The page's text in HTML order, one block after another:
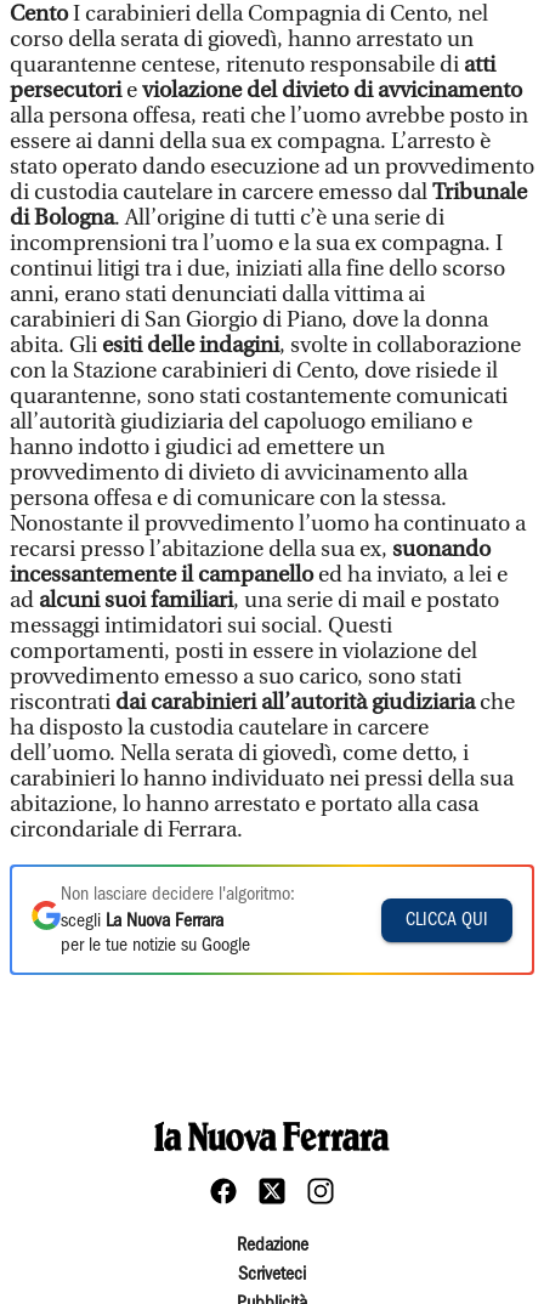
CentoI carabinieri della Compagnia di Cento, nel
corso della serata di giovedì, hanno arrestato un
quarantenne centese, ritenuto responsabile di atti
persecutorieviolazione del divieto di avvicinamento
alla persona offesa, reati che l’uomo avrebbe posto in
essere ai danni della sua ex compagna. L’arresto è
stato operato dando esecuzione ad un provvedimento
di custodia cautelare in carcere emesso dalTribunale
di Bologna. All’origine di tutti c’è una serie di
incomprensioni tra l’uomo e la sua ex compagna. I
continui litigi tra i due, iniziati alla fine dello scorso
anni, erano stati denunciati dalla vittima ai
carabinieri di San Giorgio di Piano, dove la donna
abita. Gli esiti delle indagini, svolte in collaborazione
con la Stazione carabinieri di Cento, dove risiede il
quarantenne, sono stati costantemente comunicati
all’autorità giudiziaria del capoluogo emiliano e
hanno indotto i giudici ad emettere un
provvedimento di divieto di avvicinamento alla
persona offesa e di comunicare con la stessa.
Nonostante il provvedimento l’uomo ha continuato a
recarsi presso l’abitazione della sua ex, suonando
incessantemente il campanelloed ha inviato, a lei e
ad alcuni suoi familiari, una serie di mail e postato
messaggi intimidatori sui social. Questi
comportamenti, posti in essere in violazione del
provvedimento emesso a suo carico, sono stati
riscontrati dai carabinieri all’autorità giudiziariache
ha disposto la custodia cautelare in carcere
dell’uomo. Nella serata di giovedì, come detto, i
carabinieri lo hanno individuato nei pressi della sua
abitazione, lo hanno arrestato e portato alla casa
circondariale di Ferrara.
Non lasciare decidere l'algoritmo:
scegli La Nuova Ferrara
per le tue notizie su Google
CLICCA QUI
Redazione
Scriveteci